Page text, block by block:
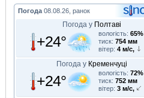
Погода 08.08.26, ранок
Погода у Полтаві
+24° вологість: 65%
тиск: 754 мм
вітер: 4 м/с,
Погода у Кременчуці
+24° вологість: 72%
тиск: 752 мм
вітер: 3 м/с,